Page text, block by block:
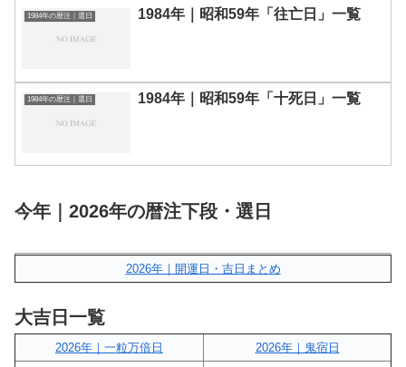
1984年の暦注｜選日 1984年｜昭和59年「往亡日」一覧
1984年の暦注｜選日 1984年｜昭和59年「十死日」一覧
今年｜2026年の暦注下段・選日
2026年｜開運日・吉日まとめ
大吉日一覧
2026年｜一粒万倍日
2026年｜鬼宿日